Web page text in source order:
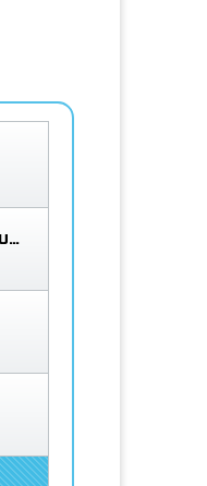
MARIA MADALENA VÊ JESUS VIVO